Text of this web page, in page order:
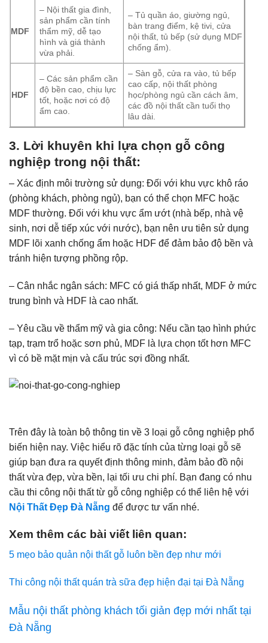
MDF
– Nội thất gia đình,
sản phẩm cần tính
thẩm mỹ, dễ tạo
hình và giá thành
vừa phải.
– Tủ quần áo, giường ngủ,
bàn trang điểm, kệ tivi, cửa
nội thất, tủ bếp (sử dụng MDF
chống ẩm).
HDF
– Các sản phẩm cần
độ bền cao, chịu lực
tốt, hoặc nơi có độ
ẩm cao.
– Sàn gỗ, cửa ra vào, tủ bếp
cao cấp, nội thất phòng
học/phòng ngủ cần cách âm,
các đồ nội thất cần tuổi thọ
lâu dài.
3. Lời khuyên khi lựa chọn gỗ công
nghiệp trong nội thất:
– Xác định môi trường sử dụng: Đối với khu vực khô ráo
(phòng khách, phòng ngủ), bạn có thể chọn MFC hoặc
MDF thường. Đối với khu vực ẩm ướt (nhà bếp, nhà vệ
sinh, nơi dễ tiếp xúc với nước), bạn nên ưu tiên sử dụng
MDF lõi xanh chống ẩm hoặc HDF để đảm bảo độ bền và
tránh hiện tượng phồng rộp.
– Cân nhắc ngân sách: MFC có giá thấp nhất, MDF ở mức
trung bình và HDF là cao nhất.
– Yêu cầu về thẩm mỹ và gia công: Nếu cần tạo hình phức
tạp, trạm trổ hoặc sơn phủ, MDF là lựa chọn tốt hơn MFC
vì có bề mặt mịn và cấu trúc sợi đồng nhất.
Trên đây là toàn bộ thông tin về 3 loại gỗ công nghiệp phổ
biến hiện nay. Việc hiểu rõ đặc tính của từng loại gỗ sẽ
giúp bạn đưa ra quyết định thông minh, đảm bảo đồ nội
thất vừa đẹp, vừa bền, lại tối ưu chi phí. Bạn đang có nhu
cầu thi công nội thất từ gỗ công nghiệp có thể liên hệ với
Nội Thất Đẹp Đà Nẵng để được tư vấn nhé.
Xem thêm các bài viết liên quan:
5 mẹo bảo quản nội thất gỗ luôn bền đẹp như mới
Thi công nội thất quán trà sữa đẹp hiện đại tại Đà Nẵng
Mẫu nội thất phòng khách tối giản đẹp mới nhất tại
Đà Nẵng